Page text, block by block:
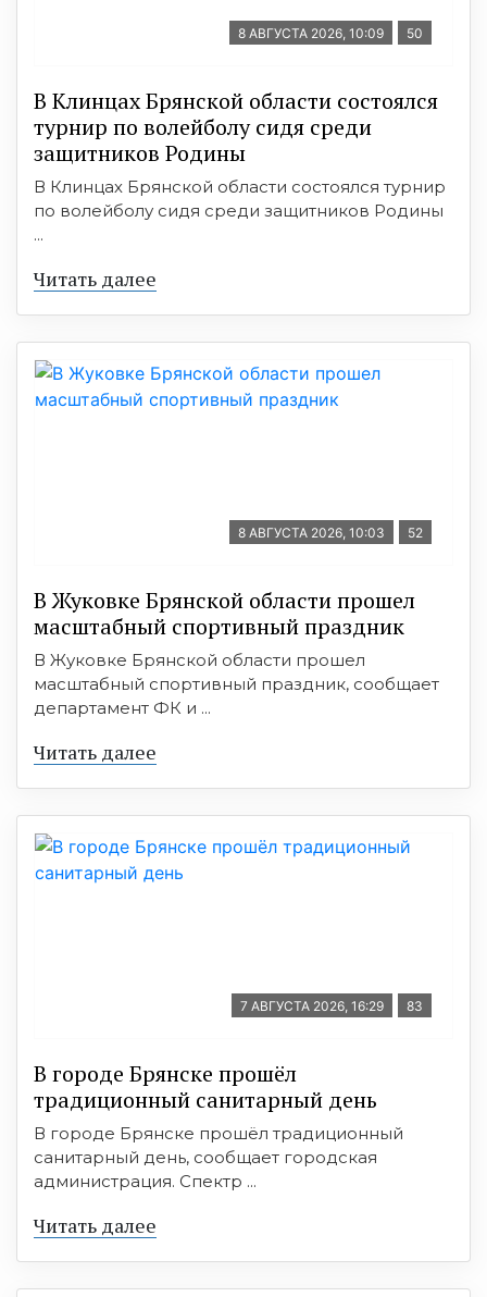
8 АВГУСТА 2026, 10:09 50
В Клинцах Брянской области состоялся
турнир по волейболу сидя среди
защитников Родины
В Клинцах Брянской области состоялся турнир
по волейболу сидя среди защитников Родины
...
Читать далее
8 АВГУСТА 2026, 10:03 52
В Жуковке Брянской области прошел
масштабный спортивный праздник
В Жуковке Брянской области прошел
масштабный спортивный праздник, сообщает
департамент ФК и ...
Читать далее
7 АВГУСТА 2026, 16:29 83
В городе Брянске прошёл
традиционный санитарный день
В городе Брянске прошёл традиционный
санитарный день, сообщает городская
администрация. Спектр ...
Читать далее